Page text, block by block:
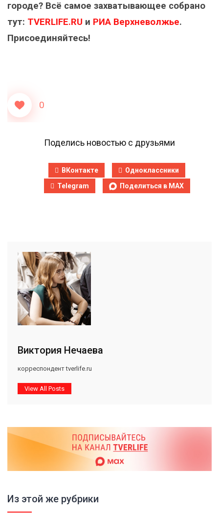
городе? Всё самое захватывающее собрано
тут: TVERLIFE.RU и РИА Верхневолжье.
Присоединяйтесь!
0
Поделись новостью с друзьями
ВКонтакте
Одноклассники
Telegram
Поделиться в MAX
Виктория Нечаева
корреспондент tverlife.ru
View All Posts
Из этой же рубрики